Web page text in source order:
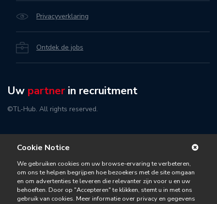
Privacyverklaring
Ontdek de jobs
Uw partner in recruitment
©TL-Hub. All rights reserved.
Cookie Notice
We gebruiken cookies om uw browse-ervaring te verbeteren,
om ons te helpen begrijpen hoe bezoekers met de site omgaan
en om advertenties te leveren die relevanter zijn voor u en uw
behoeften. Door op "Accepteren" te klikken, stemt u in met ons
gebruik van cookies. Meer informatie over privacy en gegevens